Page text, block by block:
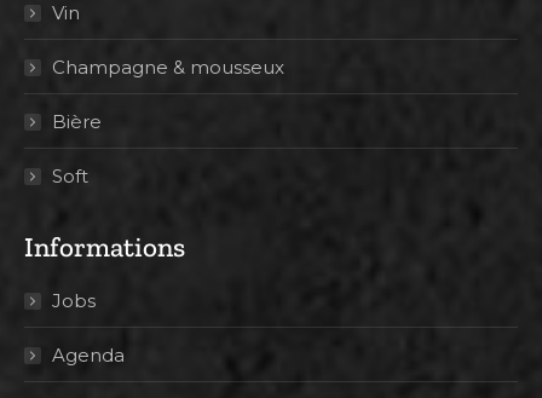
Vin
Champagne & mousseux
Bière
Soft
Informations
Jobs
Agenda